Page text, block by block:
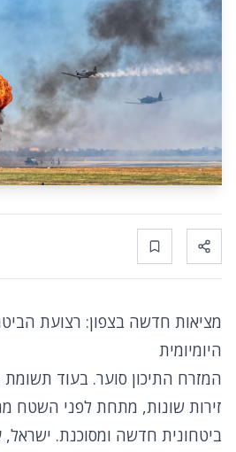
Share
Bookmark
מציאות חדשה בצפון: רצועת
היומיומית
המזרח התיכון סוער. בעוד
זירות שונות, מתחת לפני השטח
ביטחונית חדשה ומסוכנת. ישראל,